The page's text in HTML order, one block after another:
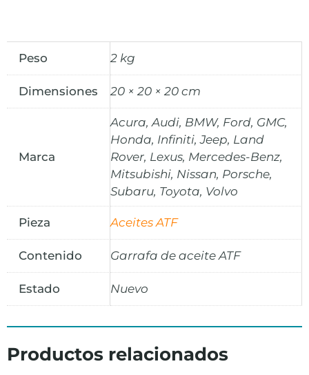
Peso 2 kg
Dimensiones 20 × 20 × 20 cm
Marca
Acura, Audi, BMW, Ford, GMC,
Honda, Infiniti, Jeep, Land
Rover, Lexus, Mercedes-Benz,
Mitsubishi, Nissan, Porsche,
Subaru, Toyota, Volvo
Pieza Aceites ATF
Contenido Garrafa de aceite ATF
Estado Nuevo
Productos relacionados